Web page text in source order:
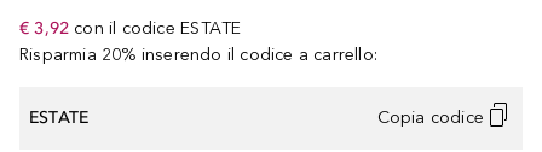
€ 3,92 con il codice ESTATE
Risparmia 20% inserendo il codice a carrello:
ESTATE Copia codice